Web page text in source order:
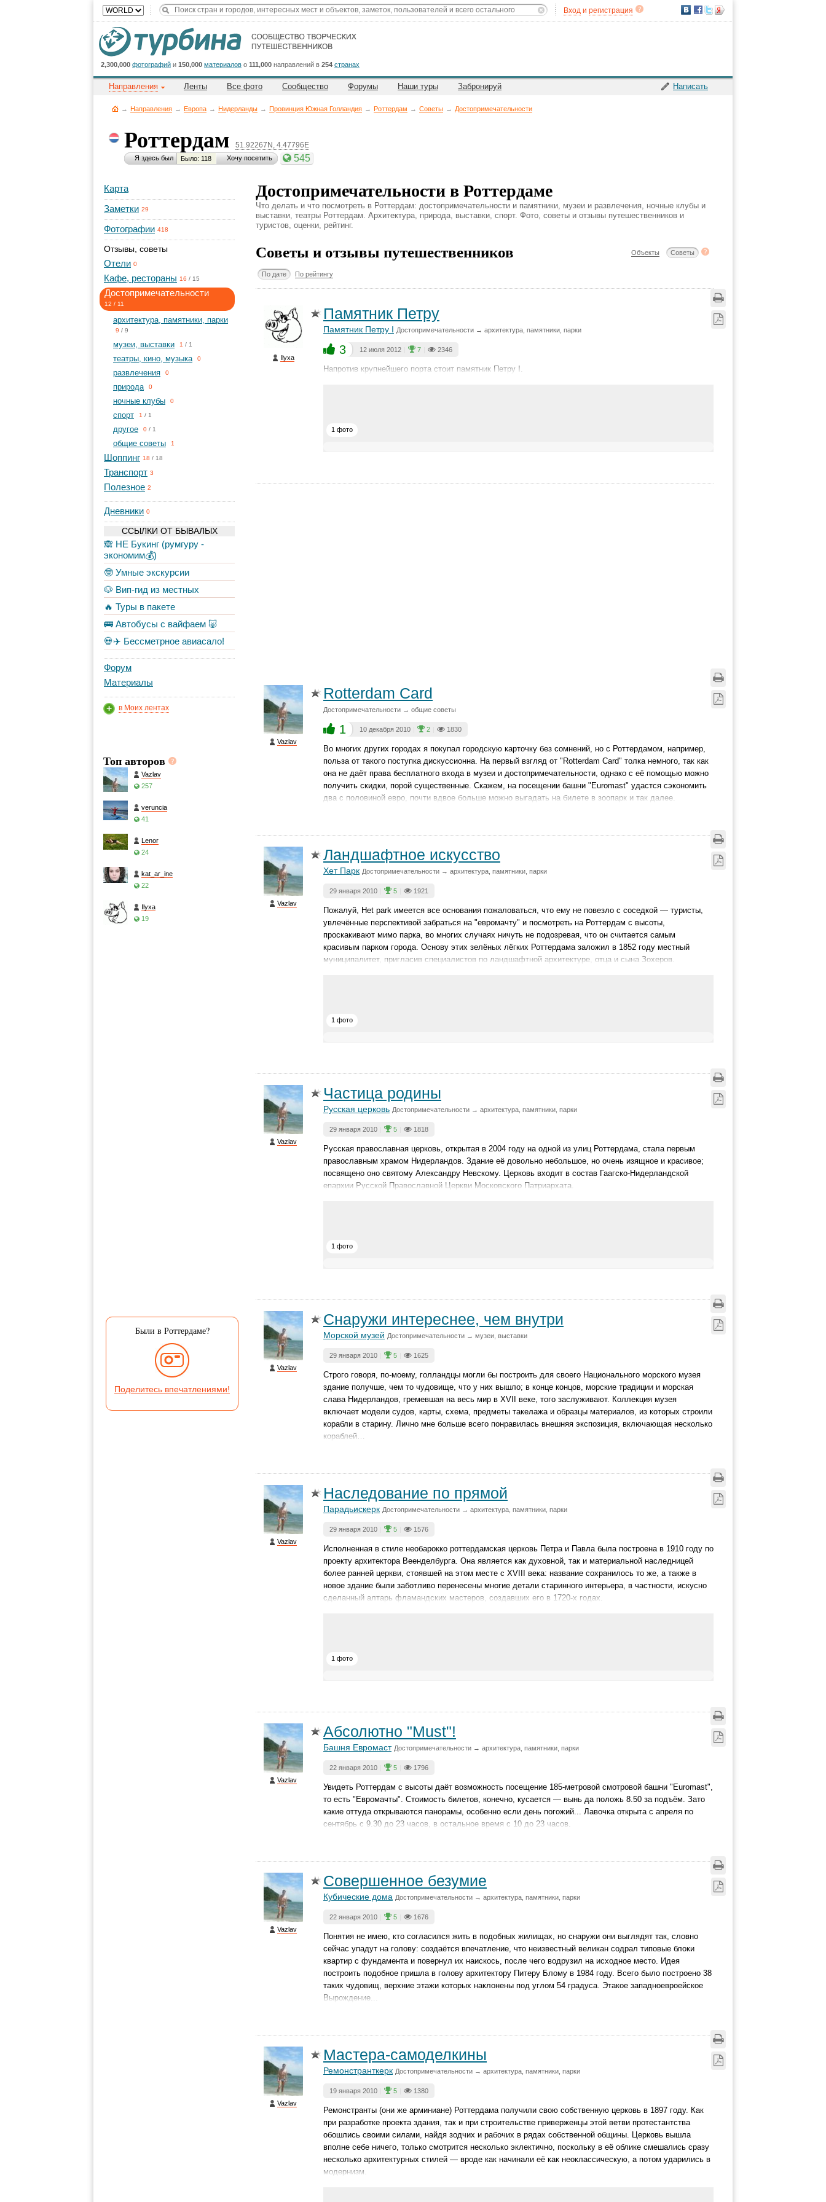
Вход и регистрация
2,300,000 фотографий и 150,000 материалов о 111,000 направлений в 254 странах
Написать
Направления Ленты Все фото Сообщество Форумы Наши туры Забронируй
→ Направления → Европа → Нидерланды → Провинция Южная Голландия → Роттердам → Советы → Достопримечательности
Роттердам 51.92267N, 4.47796E
Я здесь был Было: 118 Хочу посетить 545
Карта
Заметки 29
Фотографии 418
Отзывы, советы
Отели 0
Кафе, рестораны 16 / 15
Достопримечательности
12 / 11
архитектура, памятники, парки
9 / 9
музеи, выставки 1 / 1
театры, кино, музыка 0
развлечения 0
природа 0
ночные клубы 0
спорт 1 / 1
другое 0 / 1
общие советы 1
Шоппинг 18 / 18
Транспорт 3
Полезное 2
Дневники 0
ССЫЛКИ ОТ БЫВАЛЫХ
🙈 НЕ Букинг (румгуру -
экономим💰)
🤓 Умные экскурсии
🐶 Вип-гид из местных
🔥 Туры в пакете
🚌 Автобусы с вайфаем 🐷
💀✈️ Бессметрное авиасало!
Форум
Материалы
в Моих лентах
Топ авторов
Vazlav
257
veruncia
41
Lenor
24
kat_ar_ine
22
Ilyxa
19
Были в Роттердаме?
Поделитесь впечатлениями!
Достопримечательности в Роттердаме
Что делать и что посмотреть в Роттердам: достопримечательности и памятники, музеи и развлечения, ночные клубы и
выставки, театры Роттердам. Архитектура, природа, выставки, спорт. Фото, советы и отзывы путешественников и
туристов, оценки, рейтинг.
Советы и отзывы путешественников Объекты Советы
По дате По рейтингу
Ilyxa
Памятник Петру
Памятник Петру I Достопримечательности → архитектура, памятники, парки
3 12 июля 2012 7 2346
Напротив крупнейшего порта стоит памятник Петру I.
1 фото
Vazlav
Rotterdam Card
Достопримечательности → общие советы
1 10 декабря 2010 2 1830
Во многих других городах я покупал городскую карточку без сомнений, но с Роттердамом, например,
польза от такого поступка дискуссионна. На первый взгляд от "Rotterdam Card" толка немного, так как
она не даёт права бесплатного входа в музеи и достопримечательности, однако с её помощью можно
получить скидки, порой существенные. Скажем, на посещении башни "Euromast" удастся сэкономить
два с половиной евро, почти вдвое больше можно выгадать на билете в зоопарк и так далее.
Vazlav
Ландшафтное искусство
Хет Парк Достопримечательности → архитектура, памятники, парки
29 января 2010 5 1921
Пожалуй, Het park имеется все основания пожаловаться, что ему не повезло с соседкой — туристы,
увлечённые перспективой забраться на "евромачту" и посмотреть на Роттердам с высоты,
проскакивают мимо парка, во многих случаях ничуть не подозревая, что он считается самым
красивым парком города. Основу этих зелёных лёгких Роттердама заложил в 1852 году местный
муниципалитет, пригласив специалистов по ландшафтной архитектуре, отца и сына Зохеров.
1 фото
Vazlav
Частица родины
Русская церковь Достопримечательности → архитектура, памятники, парки
29 января 2010 5 1818
Русская православная церковь, открытая в 2004 году на одной из улиц Роттердама, стала первым
православным храмом Нидерландов. Здание её довольно небольшое, но очень изящное и красивое;
посвящено оно святому Александру Невскому. Церковь входит в состав Гаагско-Нидерландской
епархии Русской Православной Церкви Московского Патриархата.
1 фото
Vazlav
Снаружи интереснее, чем внутри
Морской музей Достопримечательности → музеи, выставки
29 января 2010 5 1625
Строго говоря, по-моему, голландцы могли бы построить для своего Национального морского музея
здание получше, чем то чудовище, что у них вышло; в конце концов, морские традиции и морская
слава Нидерландов, гремевшая на весь мир в XVII веке, того заслуживают. Коллекция музея
включает модели судов, карты, схема, предметы такелажа и образцы материалов, из которых строили
корабли в старину. Лично мне больше всего понравилась внешняя экспозиция, включающая несколько
кораблей…
Vazlav
Наследование по прямой
Парадьискерк Достопримечательности → архитектура, памятники, парки
29 января 2010 5 1576
Исполненная в стиле необарокко роттердамская церковь Петра и Павла была построена в 1910 году по
проекту архитектора Веенделбурга. Она является как духовной, так и материальной наследницей
более ранней церкви, стоявшей на этом месте с XVIII века: название сохранилось то же, а также в
новое здание были заботливо перенесены многие детали старинного интерьера, в частности, искусно
сделанный алтарь фламандских мастеров, создавших его в 1720-х годах.
1 фото
Vazlav
Абсолютно "Must"!
Башня Евромаст Достопримечательности → архитектура, памятники, парки
22 января 2010 5 1796
Увидеть Роттердам с высоты даёт возможность посещение 185-метровой смотровой башни "Euromast",
то есть "Евромачты". Стоимость билетов, конечно, кусается — вынь да положь 8.50 за подъём. Зато
какие оттуда открываются панорамы, особенно если день погожий... Лавочка открыта с апреля по
сентябрь с 9.30 до 23 часов, в остальное время с 10 до 23 часов.
Vazlav
Совершенное безумие
Кубические дома Достопримечательности → архитектура, памятники, парки
22 января 2010 5 1676
Понятия не имею, кто согласился жить в подобных жилищах, но снаружи они выглядят так, словно
сейчас упадут на голову: создаётся впечатление, что неизвестный великан содрал типовые блоки
квартир с фундамента и повернул их наискось, после чего водрузил на исходное место. Идея
построить подобное пришла в голову архитектору Питеру Блому в 1984 году. Всего было построено 38
таких чудовищ, верхние этажи которых наклонены под углом 54 градуса. Этакое западноевроейское
Вырождение...
Vazlav
Мастера-самоделкины
Ремонстранткерк Достопримечательности → архитектура, памятники, парки
19 января 2010 5 1380
Ремонстранты (они же арминиане) Роттердама получили свою собственную церковь в 1897 году. Как
при разработке проекта здания, так и при строительстве приверженцы этой ветви протестантства
обошлись своими силами, найдя зодчих и рабочих в рядах собственной общины. Церковь вышла
вполне себе ничего, только смотрится несколько эклектично, поскольку в её облике смешались сразу
несколько архитектурных стилей — вроде как начинали её как неоклассическую, а потом ударились в
модернизм.